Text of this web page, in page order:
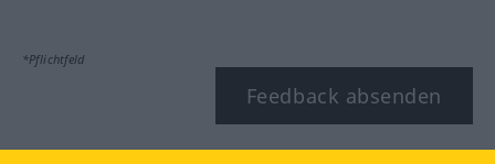
*Pflichtfeld
Feedback absenden